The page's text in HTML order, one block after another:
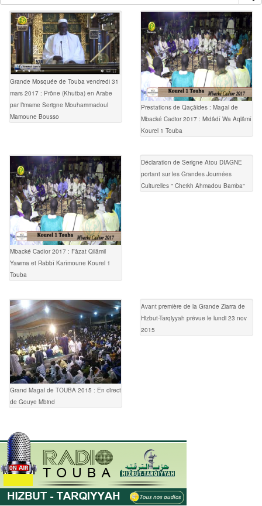
Grande Mosquée de Touba vendredi 31
mars 2017 : Prône (Khutba) en Arabe
par l’imame Serigne Mouhammadoul
Mamoune Bousso
Prestations de Qaçâides : Magal de
Mbacké Cadior 2017 : Midâdî Wa Aqlâmî
Kourel 1 Touba
Mbacké Cadior 2017 : Fâzat Qilâmil
Yawma et Rabbî Karîmoune Kourel 1
Touba
Déclaration de Serigne Atou DIAGNE
portant sur les Grandes Journées
Culturelles " Cheikh Ahmadou Bamba"
Grand Magal de TOUBA 2015 : En direct
de Gouye Mbind
Avant première de la Grande Ziarra de
Hizbut-Tarqiyyah prévue le lundi 23 nov
2015